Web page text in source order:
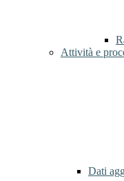
Attività e
Dati